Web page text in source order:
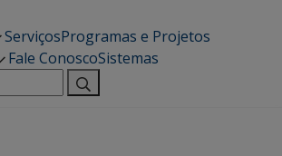
ServiçosProgramas e Projetos
Fale ConoscoSistemas